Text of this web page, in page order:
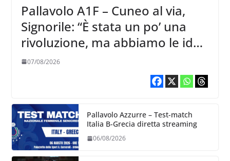
Pallavolo A1F – Cuneo al via,
Signorile: “È stata un po’ una
rivoluzione, ma abbiamo le idee
chiare siu cosa vogliamo fare”
07/08/2026
Pallavolo Azzurre – Test-match
Italia B-Grecia diretta streaming
06/08/2026